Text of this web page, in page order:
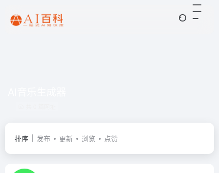
排序 发布 更新 浏览 点赞